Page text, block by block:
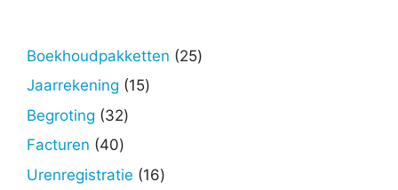
Boekhoudpakketten 2525
Jaarrekening 1515
Begroting 3232
Facturen 4040
producten
Urenregistratie 1616